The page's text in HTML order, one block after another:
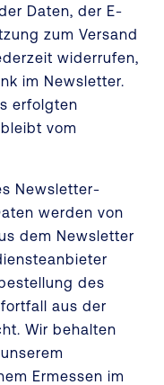
Daten, der E-
zum Versand
widerrufen,
im Newsletter.
erfolgten
vom
Newsletter-
werden von
dem Newsletter
des
aus der
Wir behalten
Ermessen im